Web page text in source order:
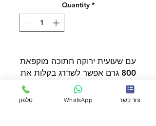
Quantity *
עם שעועית ירוקה חתוכה מוקפאת
800 גרם אפשר לשדרג בקלות את
חוויית האירוח והקנייה במעדנייה.
בחירה טובה להזמנות אונליין,
כשרות טלפון WhatsApp צור קשר